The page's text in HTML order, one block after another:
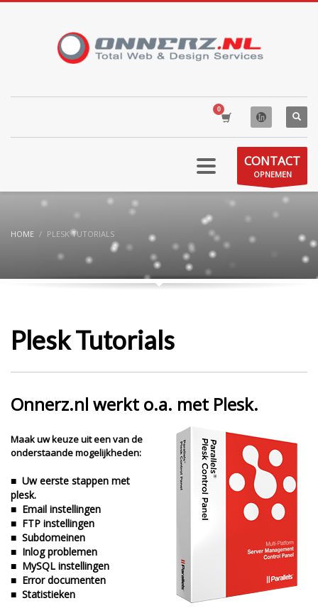
CONTACT
OPNEMEN
HOME PLESK TUTORIALS
Plesk Tutorials
Onnerz.nl werkt o.a. met Plesk.
Maak uw keuze uit een van de
onderstaande mogelijkheden:
■ Uw eerste stappen met
plesk.
■ Email instellingen
■ FTP instellingen
■ Subdomeinen
■ Inlog problemen
■ MySQL instellingen
■ Error documenten
■ Statistieken